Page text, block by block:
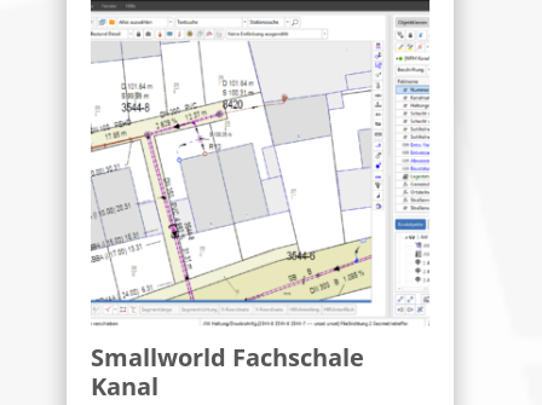
Smallworld Fachschale
Kanal